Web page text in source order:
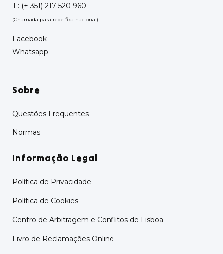
T.: (+ 351) 217 520 960
(Chamada para rede fixa nacional)
Facebook
Whatsapp
Sobre
Questões Frequentes
Normas
Informação Legal
Política de Privacidade
Política de Cookies
Centro de Arbitragem e Conflitos de Lisboa
Livro de Reclamações Online